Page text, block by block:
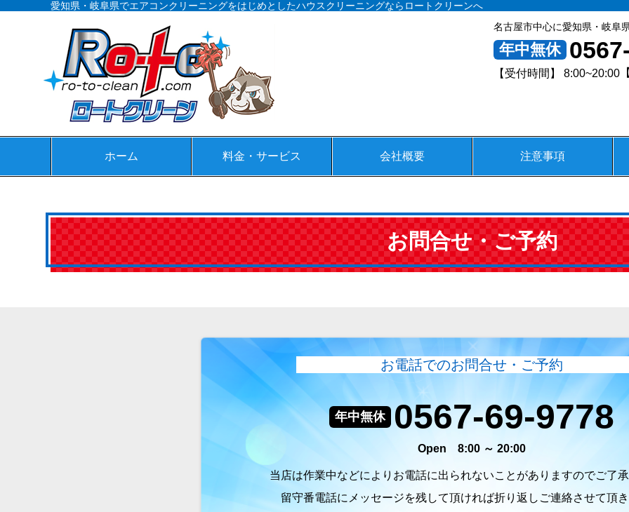
愛知県・岐阜県でエアコンクリーニングをはじめとしたハウスクリーニングならロートクリーンへ
名古屋市中心に愛知県・岐阜
年中無休
【受付時間】 8:00~20:00
ホーム
料金・サービス
エアコンクリーニング
キッチンクリーニング
換気扇クリーニング
風呂釜洗浄
洗面所クリーニング
トイレクリーニング
洗濯槽クリーニング
カーシートクリーニング
会社概要 注意事項
お問合せ・ご予約
お電話でのお問合せ・ご予約
年中無休 0567-69-9778
Open 8:00 ～ 20:00
当店は作業中などによりお電話に出られないことがありますのでご了
留守番電話にメッセージを残して頂ければ折り返しご連絡させて頂